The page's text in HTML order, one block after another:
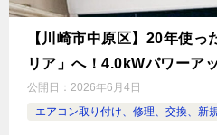
【川崎市中原区】20年使っ
リア」へ！4.0kWパワーア
公開日： 2026年6月4日
エアコン取り付け、修理、交換、新